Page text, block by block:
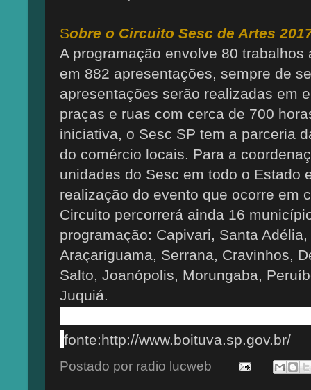
Sobre o Circuito Sesc de Artes
A programação envolve 80
em 882 apresentações, sempre de
apresentações serão realizadas em
praças e ruas com cerca de 700
iniciativa, o Sesc SP tem a parceria
do comércio locais. Para a
unidades do Sesc em todo o Estado
realização do evento que ocorre em
Circuito percorrerá ainda 16
programação: Capivari, Santa
Araçariguama, Serrana, Cravinhos,
Salto, Joanópolis, Morungaba,
Juquiá.
fonte:http://www.boituva.sp.gov.br/
Postado por radio lucweb